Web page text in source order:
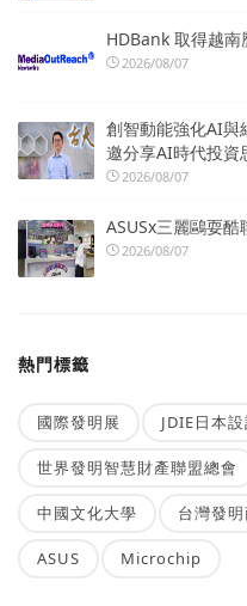
HDBank 取得越
2026/08/07
創智動能強化AI與
邀分享AI時代投資
2026/08/07
ASUSx三麗鷗耍酷
2026/08/07
熱門標籤
國際發明展 JDIE日本
世界發明智慧財產聯盟總會
中國文化大學 台灣發
ASUS Microchip